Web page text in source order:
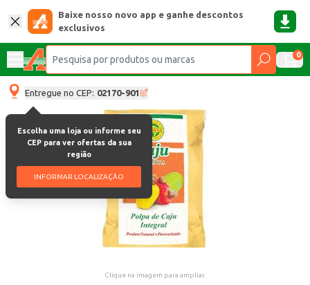
Baixe nosso novo app e ganhe descontos
exclusivos
0
Entregue no CEP: 02170-901
Escolha uma loja ou informe seu
CEP para ver ofertas da sua
região
INFORMAR LOCALIZAÇÃO
Clique na imagem para ampliar.